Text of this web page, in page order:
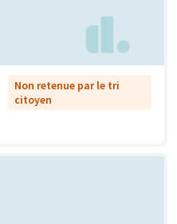
Non retenue par le tri
citoyen